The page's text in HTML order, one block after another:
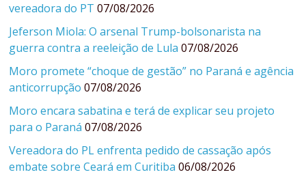
vereadora do PT 07/08/2026
Jeferson Miola: O arsenal Trump-bolsonarista na
guerra contra a reeleição de Lula 07/08/2026
Moro promete “choque de gestão” no Paraná e agência
anticorrupção 07/08/2026
Moro encara sabatina e terá de explicar seu projeto
para o Paraná 07/08/2026
Vereadora do PL enfrenta pedido de cassação após
embate sobre Ceará em Curitiba 06/08/2026